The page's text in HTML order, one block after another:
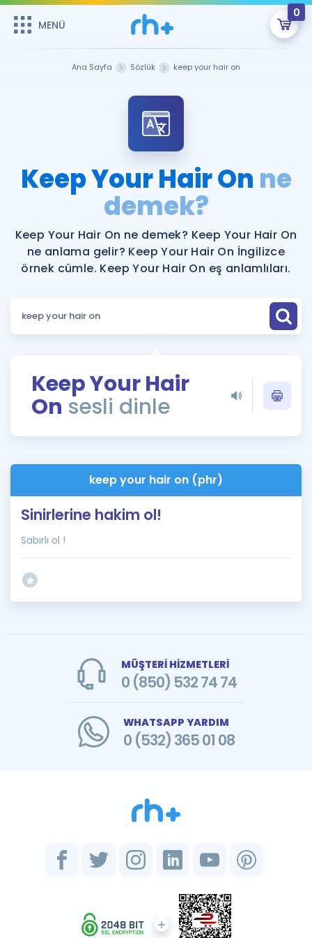
MENÜ
0
Şifremi Hatırlamıyorum
Sepetin Şu An Boş.
Remzi Hoca ile seni sınava hazırlayacak onlarca eğitim seni
bekliyor!
MENÜ
Katılımcı Görüşleri
Faydalı Araçlar
Ücretsiz Kaynaklar
Puan Hesaplama
ÖSYM Sınav Takvimi
Kampanyalar
İngilizce Gramer
Blog
İngilizce Gramer
Ana Sayfa Sözlük keep your hair on
Keep Your Hair On ne
demek?
Keep Your Hair On ne demek? Keep Your Hair On
ne anlama gelir? Keep Your Hair On İngilizce
örnek cümle. Keep Your Hair On eş anlamlıları.
Keep Your Hair
On sesli dinle
keep your hair on (phr)
Sinirlerine hakim ol!
Sabırlı ol !
MÜŞTERİ HİZMETLERİ
0 (850) 532 74 74
WHATSAPP YARDIM
0 (532) 365 01 08